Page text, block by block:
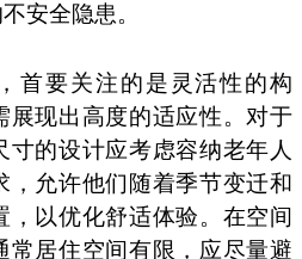
安全隐患。
首要关注的是灵活性的构
展现出高度的适应性。对于
寸的设计应考虑容纳老年人
，允许他们随着季节变迁和
，以优化舒适体验。在空间
常居住空间有限，应尽量避